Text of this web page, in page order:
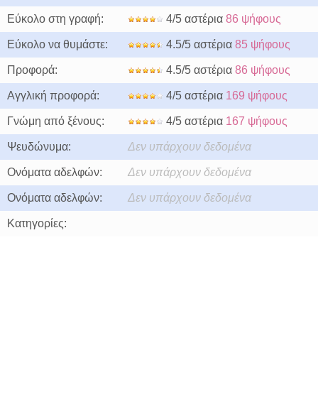
Εύκολο στη γραφή: 4/5 αστέρια 86 ψήφους
Εύκολο να θυμάστε: 4.5/5 αστέρια 85 ψήφους
Προφορά: 4.5/5 αστέρια 86 ψήφους
Αγγλική προφορά: 4/5 αστέρια 169 ψήφους
Γνώμη από ξένους: 4/5 αστέρια 167 ψήφους
Ψευδώνυμα: Δεν υπάρχουν δεδομένα
Ονόματα αδελφών: Δεν υπάρχουν δεδομένα
Ονόματα αδελφών: Δεν υπάρχουν δεδομένα
Κατηγορίες: